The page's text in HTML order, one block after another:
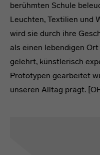
berühmten Schule
Leuchten, Textilien und
wird sie durch ihre
als einen lebendigen
gelehrt, künstlerisch
Prototypen gearbeitet
unseren Alltag prägt.